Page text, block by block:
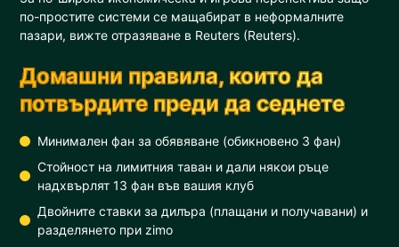
по-простите системи се мащабират в неформалните
пазари, вижте отразяване в Reuters (Reuters).
Домашни правила, които да
потвърдите преди да седнете
Минимален фан за обявяване (обикновено 3 фан)
Стойност на лимитния таван и дали някои ръце
надхвърлят 13 фан във вашия клуб
Двойните ставки за дилъра (плащани и получавани) и
разделянето при zimo